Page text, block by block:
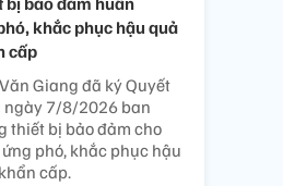
khắc phục hậu quả
cấp
Giang đã ký Quyết
ngày 7/8/2026 ban
thiết bị bảo đảm cho
phó, khắc phục hậu
cấp.